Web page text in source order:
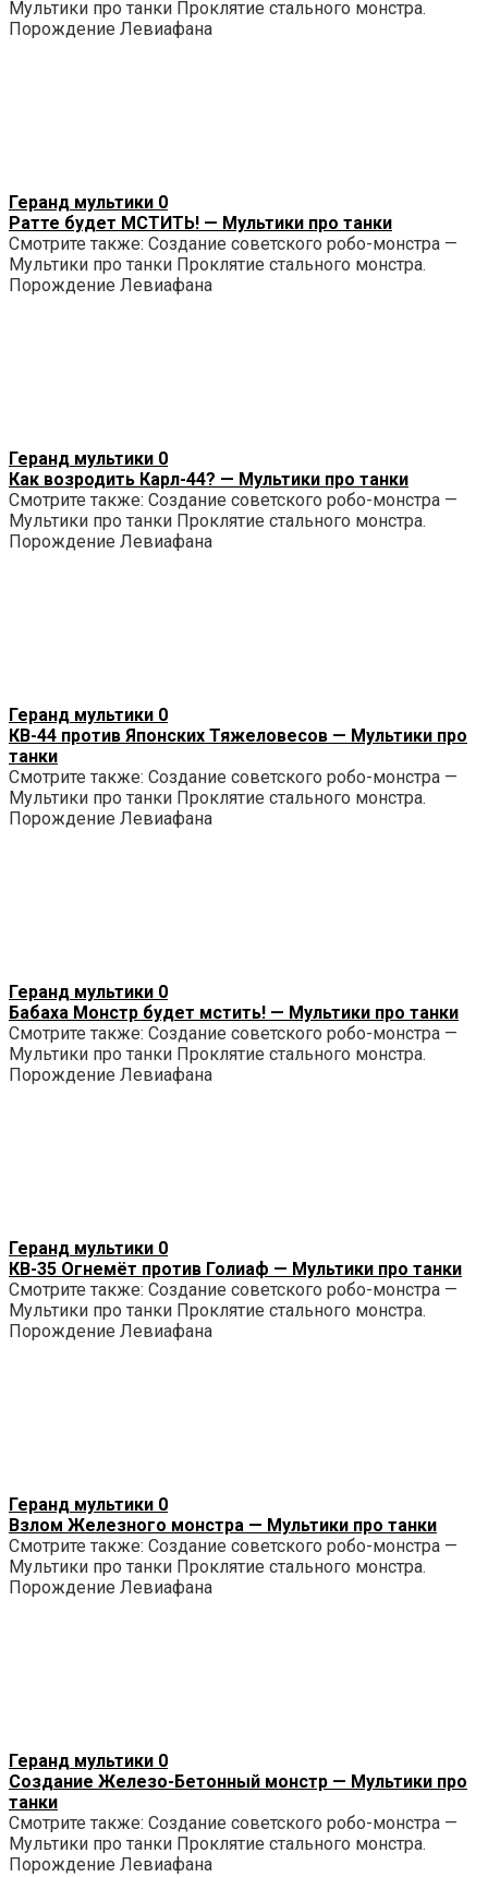
Мультики про танки Проклятие стального монстра.
Порождение Левиафана
Геранд мультики 0
Ратте будет МСТИТЬ! — Мультики про танки
Смотрите также: Создание советского робо-монстра —
Мультики про танки Проклятие стального монстра.
Порождение Левиафана
Геранд мультики 0
Как возродить Карл-44? — Мультики про танки
Смотрите также: Создание советского робо-монстра —
Мультики про танки Проклятие стального монстра.
Порождение Левиафана
Геранд мультики 0
КВ-44 против Японских Тяжеловесов — Мультики про
танки
Смотрите также: Создание советского робо-монстра —
Мультики про танки Проклятие стального монстра.
Порождение Левиафана
Геранд мультики 0
Бабаха Монстр будет мстить! — Мультики про танки
Смотрите также: Создание советского робо-монстра —
Мультики про танки Проклятие стального монстра.
Порождение Левиафана
Геранд мультики 0
КВ-35 Огнемёт против Голиаф — Мультики про танки
Смотрите также: Создание советского робо-монстра —
Мультики про танки Проклятие стального монстра.
Порождение Левиафана
Геранд мультики 0
Взлом Железного монстра — Мультики про танки
Смотрите также: Создание советского робо-монстра —
Мультики про танки Проклятие стального монстра.
Порождение Левиафана
Геранд мультики 0
Создание Железо-Бетонный монстр — Мультики про
танки
Смотрите также: Создание советского робо-монстра —
Мультики про танки Проклятие стального монстра.
Порождение Левиафана